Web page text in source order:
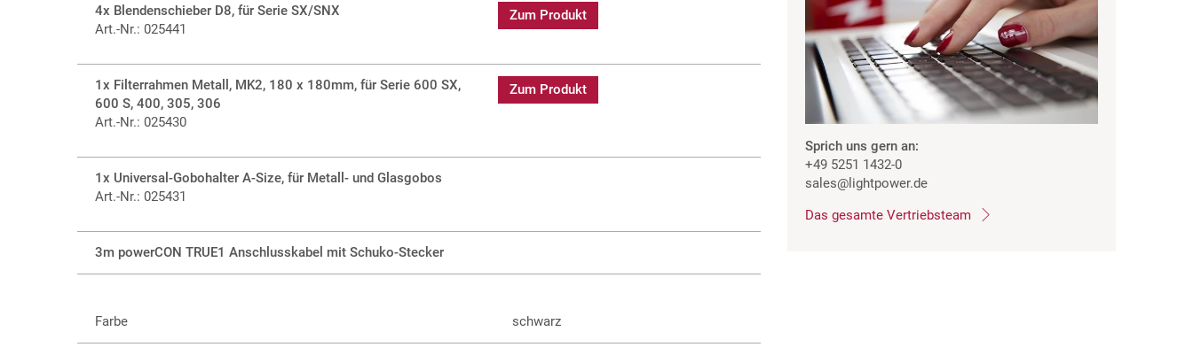
4x Blendenschieber D8, für Serie SX/SNX
Art.-Nr.: 025441
Zum Produkt
1x Filterrahmen Metall, MK2, 180 x 180mm, für Serie 600 SX,
600 S, 400, 305, 306
Art.-Nr.: 025430
Zum Produkt
1x Universal-Gobohalter A-Size, für Metall- und Glasgobos
Art.-Nr.: 025431
3m powerCON TRUE1 Anschlusskabel mit Schuko-Stecker
Farbe schwarz
Sprich uns gern an:
+49 5251 1432-0
sales@lightpower.de
Das gesamte Vertriebsteam